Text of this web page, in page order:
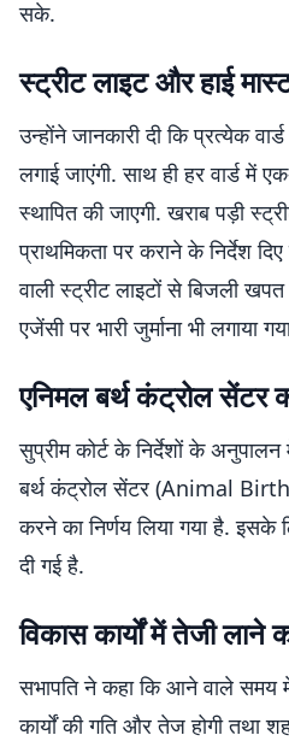
सके.
स्ट्रीट लाइट और हाई
उन्होंने जानकारी दी कि प्रत्येक
लगाई जाएंगी. साथ ही हर वार्ड में
स्थापित की जाएगी. खराब पड़ी
प्राथमिकता पर कराने के निर्देश
वाली स्ट्रीट लाइटों से बिजली
एजेंसी पर भारी जुर्माना भी लगाया
एनिमल बर्थ कंट्रोल सेंटर
सुप्रीम कोर्ट के निर्देशों के
बर्थ कंट्रोल सेंटर (Animal
करने का निर्णय लिया गया है. इसके
दी गई है.
विकास कार्यों में तेजी लाने
सभापति ने कहा कि आने वाले समय
कार्यों की गति और तेज होगी तथा